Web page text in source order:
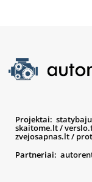
Projektai:
skaitome.lt/
zvejosapnas.lt/
Partneriai: